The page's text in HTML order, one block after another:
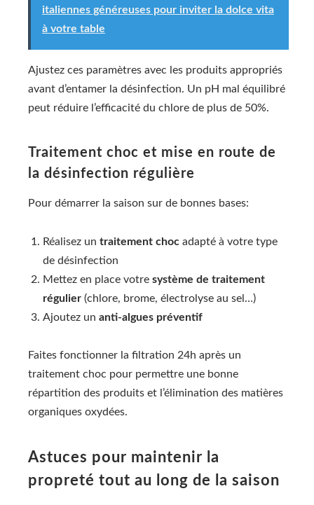
italiennes généreuses pour inviter la dolce vita
à votre table
Ajustez ces paramètres avec les produits appropriés
avant d’entamer la désinfection. Un pH mal équilibré
peut réduire l’efficacité du chlore de plus de 50%.
Traitement choc et mise en route de
la désinfection régulière
Pour démarrer la saison sur de bonnes bases:
Réalisez un traitement choc adapté à votre type
de désinfection
Mettez en place votre système de traitement
régulier (chlore, brome, électrolyse au sel…)
Ajoutez un anti-algues préventif
Faites fonctionner la filtration 24h après un
traitement choc pour permettre une bonne
répartition des produits et l’élimination des matières
organiques oxydées.
Astuces pour maintenir la
propreté tout au long de la saison